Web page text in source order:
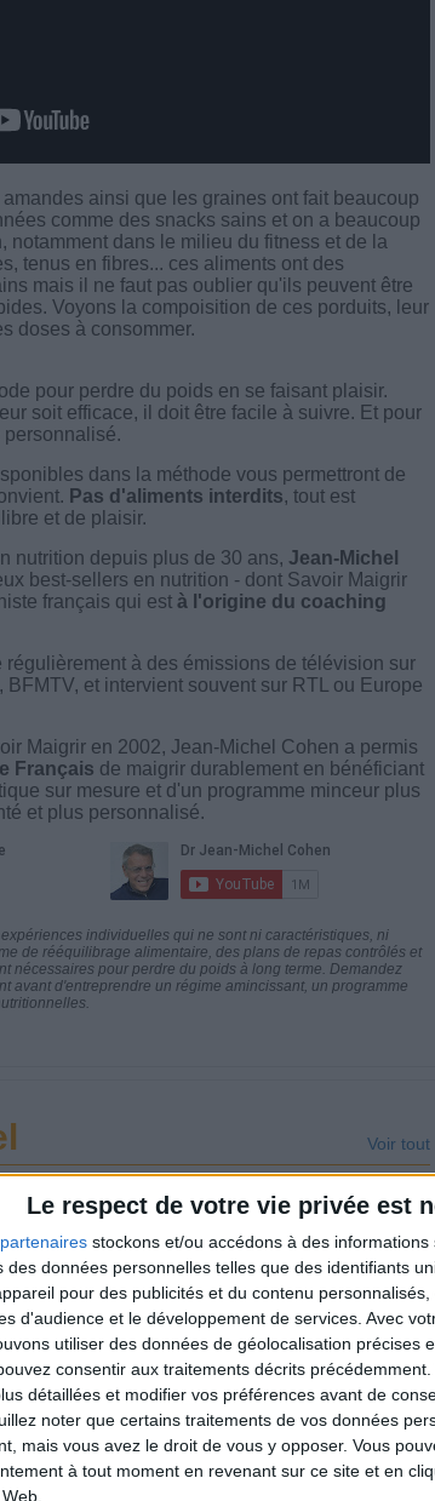
Le respect de votre vie privée est
partenaires stockons et/ou accédons à des
des données personnelles telles que des identifiants
pour des publicités et du contenu
d'audience et le développement de services. Avec
utiliser des données de géolocalisation précises
consentir aux traitements décrits
détaillées et modifier vos préférences avant de
noter que certains traitements de vos données
mais vous avez le droit de vous y opposer. Vous
à tout moment en revenant sur ce site et en
ainsi que les graines ont fait beaucoup
comme des snacks sains et on a beaucoup
notamment dans le milieu du fitness et de la
tenus en fibres... ces aliments ont des
mais il ne faut pas oublier qu'ils peuvent être
Voyons la compoisition de ces porduits, leur
doses à consommer.
pour perdre du poids en se faisant plaisir.
soit efficace, il doit être facile à suivre. Et pour
personnalisé.
dans la méthode vous permettront de
Pas d'aliments interdits, tout est
et de plaisir.
nutrition depuis plus de 30 ans, Jean-Michel
best-sellers en nutrition - dont Savoir Maigrir
français qui est à l'origine du coaching
à des émissions de télévision sur
et intervient souvent sur RTL ou Europe
Maigrir en 2002, Jean-Michel Cohen a permis
Français de maigrir durablement en bénéficiant
sur mesure et d'un programme minceur plus
et plus personnalisé.
individuelles qui ne sont ni caractéristiques, ni
de rééquilibrage alimentaire, des plans de repas contrôlés et
nécessaires pour perdre du poids à long terme. Demandez
avant d'entreprendre un régime amincissant, un programme
Voir tout
pas ses mots.
Cristaline, Coca-
Voici ce que les
achètent le
!
Trop de protéines ?
Voici enfin les bonnes
quantités pour toutes
et tous